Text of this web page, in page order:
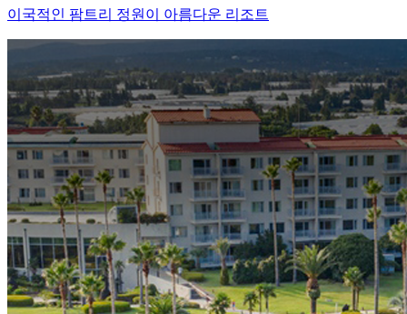
이국적인 팜트리 정원이 아름다운 리조트